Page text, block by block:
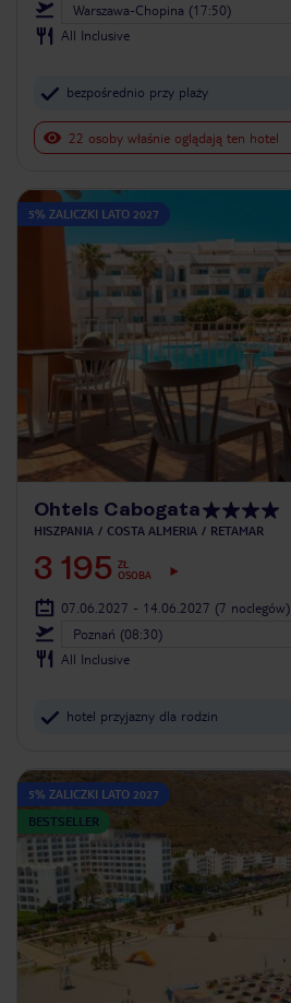
Warszawa-Chopina (17:50)
All Inclusive
bezpośrednio przy plaży
22 osoby właśnie oglądają ten hotel
5% ZALICZKI LATO 2027
Ohtels Cabogata
HISZPANIA COSTA ALMERIA RETAMAR
3 195 ZŁ
OSOBA
07.06.2027 - 14.06.2027 (7 noclegów)
Poznań (08:30)
All Inclusive
hotel przyjazny dla rodzin
5% ZALICZKI LATO 2027
BESTSELLER